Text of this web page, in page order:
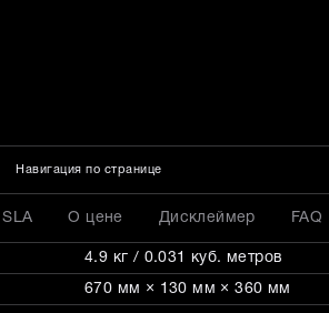
Навигация по странице
SLA О цене Дисклеймер FAQ
4.9 кг / 0.031 куб. метров
670 мм × 130 мм × 360 мм